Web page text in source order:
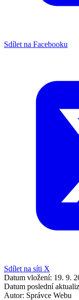
Sdílet na Facebooku
Sdílet na síti X
Datum vložení: 19. 9.
Datum poslední
Autor: Správce Webu